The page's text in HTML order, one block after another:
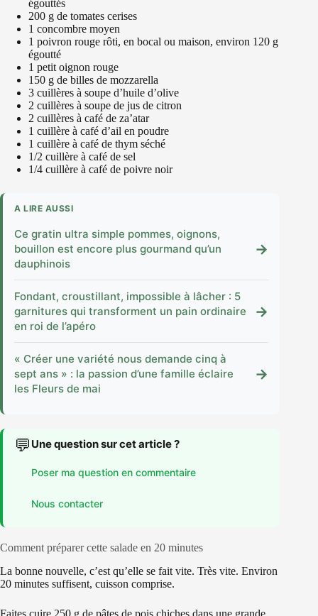
égouttés
200 g de tomates cerises
1 concombre moyen
1 poivron rouge rôti, en bocal ou maison, environ 120 g
égoutté
1 petit oignon rouge
150 g de billes de mozzarella
3 cuillères à soupe d’huile d’olive
2 cuillères à soupe de jus de citron
2 cuillères à café de za’atar
1 cuillère à café d’ail en poudre
1 cuillère à café de thym séché
1/2 cuillère à café de sel
1/4 cuillère à café de poivre noir
A LIRE AUSSI
Ce gratin ultra simple pommes, oignons,
bouillon est encore plus gourmand qu’un
dauphinois
→
Fondant, croustillant, impossible à lâcher : 5
garnitures qui transforment un pain ordinaire
en roi de l’apéro
→
« Créer une variété nous demande cinq à
sept ans » : la passion d’une famille éclaire
les Fleurs de mai
→
💬 Une question sur cet article ?
Poser ma question en commentaire
Nous contacter
Comment préparer cette salade en 20 minutes
La bonne nouvelle, c’est qu’elle se fait vite. Très vite. Environ
20 minutes suffisent, cuisson comprise.
Faites cuire 250 g de pâtes de pois chiches dans une grande